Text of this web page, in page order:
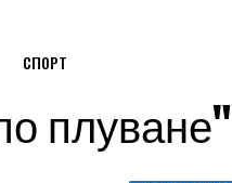
СПОРТ
плуване"